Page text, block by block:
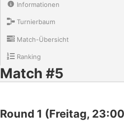
Informationen
Turnierbaum
Match-Übersicht
Ranking
Match #5
Round 1 (Freitag,